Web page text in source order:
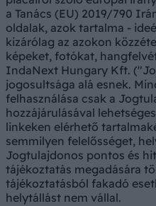
a Tanács (EU) 2019/790
oldalak, azok tartalma -
kizárólag az azokon
képeket, fotókat,
IndaNext Hungary Kft.
jogosultsága alá esnek.
felhasználása csak a
hozzájárulásával
linkeken elérhető
semmilyen felelősséget,
Jogtulajdonos pontos és
tájékoztatás megadására
tájékoztatásból fakadó
helytállást nem vállal.